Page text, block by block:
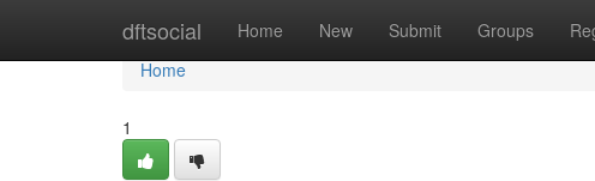
dftsocial Home New Submit Groups
Home
Home
1